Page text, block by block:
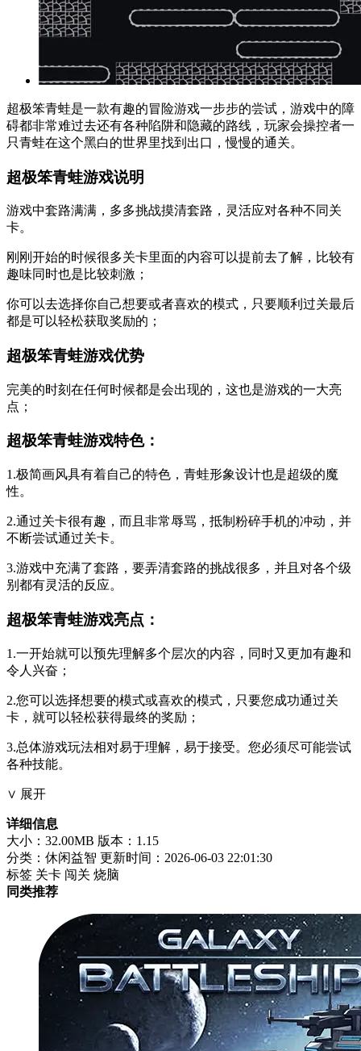
超极笨青蛙是一款有趣的冒险游戏一步步的尝试，游戏中的障
碍都非常难过去还有各种陷阱和隐藏的路线，玩家会操控者一
只青蛙在这个黑白的世界里找到出口，慢慢的通关。
超极笨青蛙游戏说明
游戏中套路满满，多多挑战摸清套路，灵活应对各种不同关
卡。
刚刚开始的时候很多关卡里面的内容可以提前去了解，比较有
趣味同时也是比较刺激；
你可以去选择你自己想要或者喜欢的模式，只要顺利过关最后
都是可以轻松获取奖励的；
超极笨青蛙游戏优势
完美的时刻在任何时候都是会出现的，这也是游戏的一大亮
点；
超极笨青蛙游戏特色：
1.极简画风具有着自己的特色，青蛙形象设计也是超级的魔
性。
2.通过关卡很有趣，而且非常辱骂，抵制粉碎手机的冲动，并
不断尝试通过关卡。
3.游戏中充满了套路，要弄清套路的挑战很多，并且对各个级
别都有灵活的反应。
超极笨青蛙游戏亮点：
1.一开始就可以预先理解多个层次的内容，同时又更加有趣和
令人兴奋；
2.您可以选择想要的模式或喜欢的模式，只要您成功通过关
卡，就可以轻松获得最终的奖励；
3.总体游戏玩法相对易于理解，易于接受。您必须尽可能尝试
各种技能。
∨ 展开
详细信息
大小：32.00MB 版本：1.15
分类：休闲益智 更新时间：2026-06-03 22:01:30
标签 关卡 闯关 烧脑
同类推荐